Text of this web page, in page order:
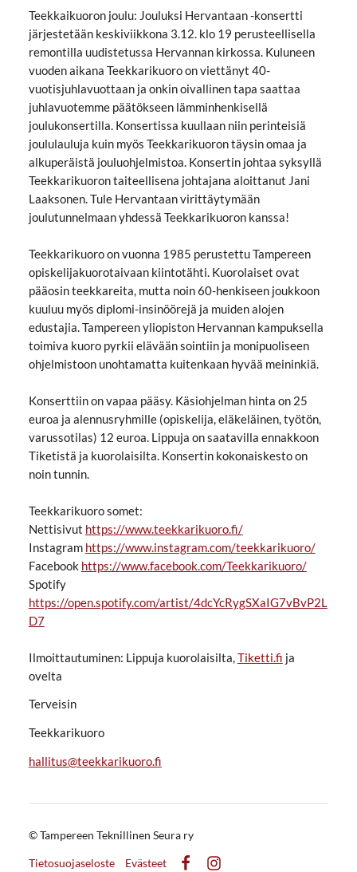
Teekkaikuoron joulu: Jouluksi Hervantaan -konsertti
järjestetään keskiviikkona 3.12. klo 19 perusteellisella
remontilla uudistetussa Hervannan kirkossa. Kuluneen
vuoden aikana Teekkarikuoro on viettänyt 40-
vuotisjuhlavuottaan ja onkin oivallinen tapa saattaa
juhlavuotemme päätökseen lämminhenkisellä
joulukonsertilla. Konsertissa kuullaan niin perinteisiä
joululauluja kuin myös Teekkarikuoron täysin omaa ja
alkuperäistä jouluohjelmistoa. Konsertin johtaa syksyllä
Teekkarikuoron taiteellisena johtajana aloittanut Jani
Laaksonen. Tule Hervantaan virittäytymään
joulutunnelmaan yhdessä Teekkarikuoron kanssa!
Teekkarikuoro on vuonna 1985 perustettu Tampereen
opiskelijakuorotaivaan kiintotähti. Kuorolaiset ovat
pääosin teekkareita, mutta noin 60-henkiseen joukkoon
kuuluu myös diplomi-insinöörejä ja muiden alojen
edustajia. Tampereen yliopiston Hervannan kampuksella
toimiva kuoro pyrkii elävään sointiin ja monipuoliseen
ohjelmistoon unohtamatta kuitenkaan hyvää meininkiä.
Konserttiin on vapaa pääsy. Käsiohjelman hinta on 25
euroa ja alennusryhmille (opiskelija, eläkeläinen, työtön,
varussotilas) 12 euroa. Lippuja on saatavilla ennakkoon
Tiketistä ja kuorolaisilta. Konsertin kokonaiskesto on
noin tunnin.
Teekkarikuoro somet:
Nettisivut https://www.teekkarikuoro.fi/
Instagram https://www.instagram.com/teekkarikuoro/
Facebook https://www.facebook.com/Teekkarikuoro/
Spotify
https://open.spotify.com/artist/4dcYcRygSXaIG7vBvP2L
D7
Ilmoittautuminen: Lippuja kuorolaisilta,Tiketti.fi ja
ovelta
Terveisin
Teekkarikuoro
hallitus@teekkarikuoro.fi
©Tampereen Teknillinen Seura ry
Tietosuojaseloste
Evästeet